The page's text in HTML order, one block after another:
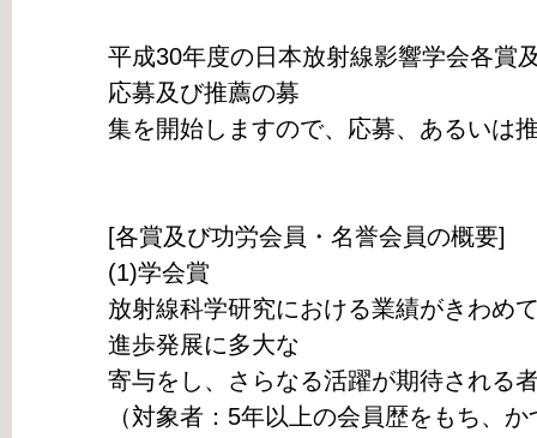
平成30年度の日本放射線影響学会各賞
応募及び推薦の募
集を開始しますので、応募、あるいは
[各賞及び功労会員・名誉会員の概要]
(1)学会賞
放射線科学研究における業績がきわめ
進歩発展に多大な
寄与をし、さらなる活躍が期待される
（対象者：5年以上の会員歴をもち、